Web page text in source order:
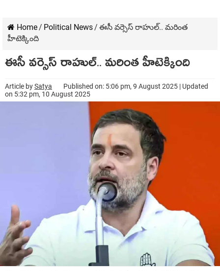
Home/ Political News/ ఈసీ వర్సెస్ రాహుల్.. మరింత
హీటెక్కింది
ఈసీ వర్సెస్ రాహుల్.. మరింత హీటెక్కింది
Article bySatya
Published on: 5:06 pm, 9 August 2025 | Updated
on 5:32 pm, 10 August 2025